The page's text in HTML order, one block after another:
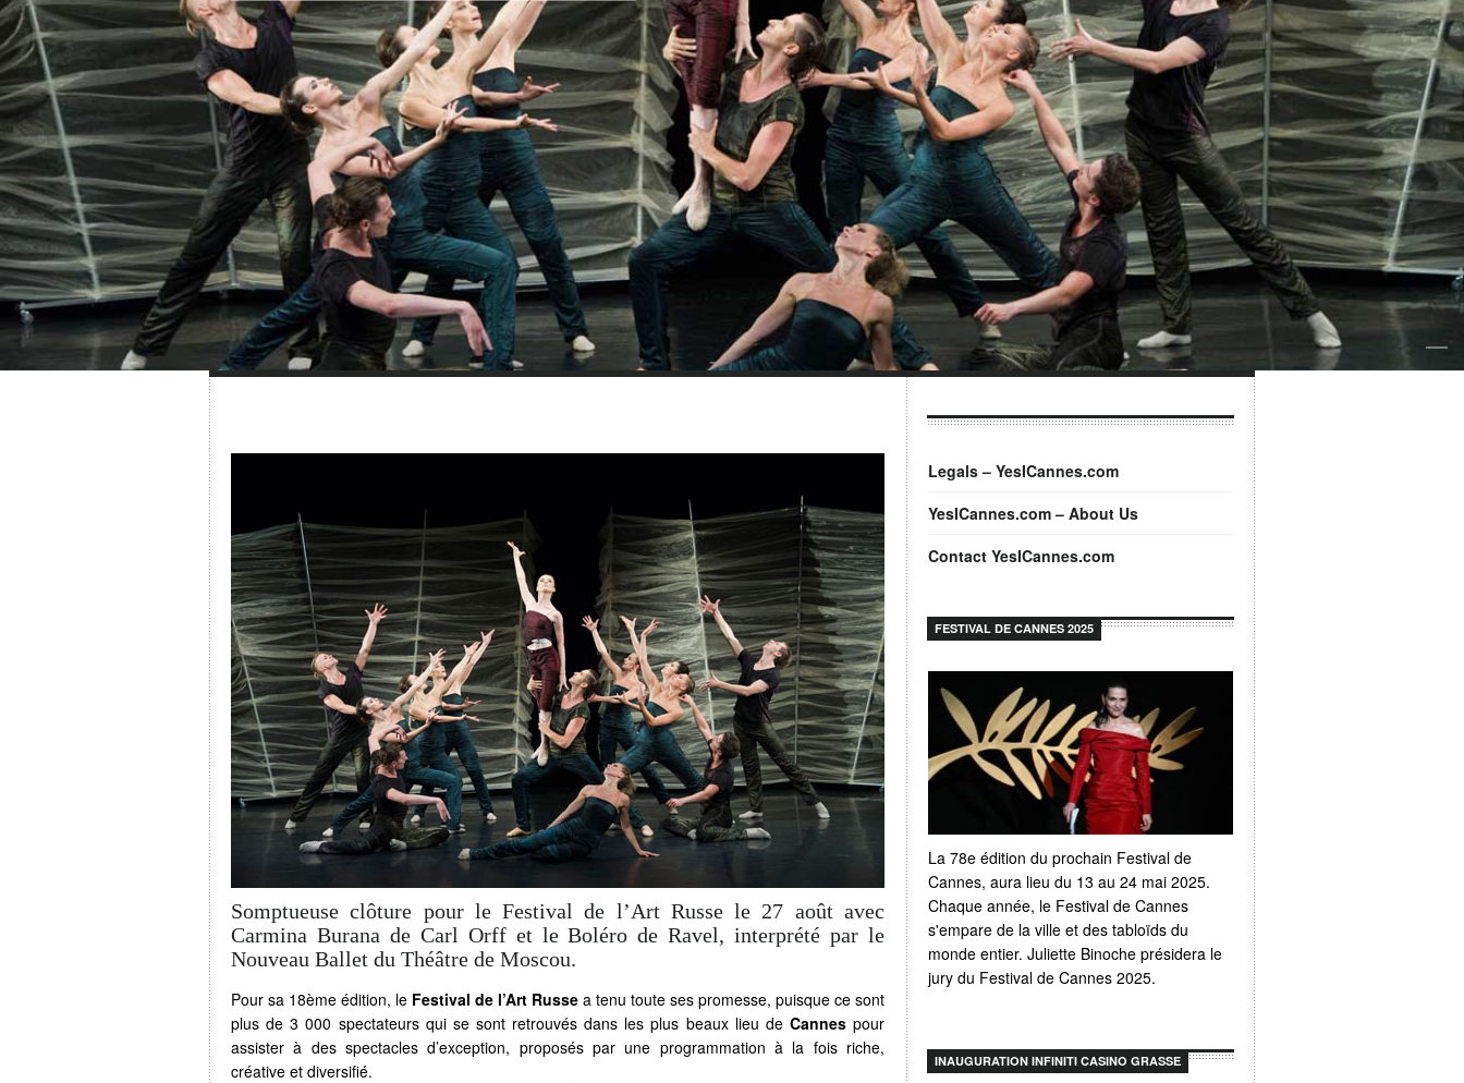
Somptueuse clôture pour le Festival de l’Art Russe le 27 août avec
Carmina Burana de Carl Orff et le Boléro de Ravel, interprété par le
Nouveau Ballet du Théâtre de Moscou.
Pour sa 18ème édition, le Festival de l’Art Russe a tenu toute ses promesse, puisque ce sont
plus de 3 000 spectateurs qui se sont retrouvés dans les plus beaux lieu de Cannespour
assister à des spectacles d’exception, proposés par une programmation à la fois riche,
créative et diversifié.
Legals – YesICannes.com
YesICannes.com – About Us
Contact YesICannes.com
FESTIVAL DE CANNES 2025
La 78e édition du prochain Festival de
Cannes, aura lieu du 13 au 24 mai 2025.
Chaque année, le Festival de Cannes
s'empare de la ville et des tabloïds du
monde entier. Juliette Binoche présidera le
jury du Festival de Cannes 2025.
INAUGURATION INFINITI CASINO GRASSE